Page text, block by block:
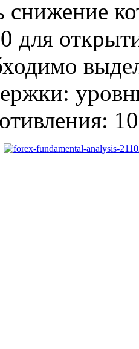
снижение
для